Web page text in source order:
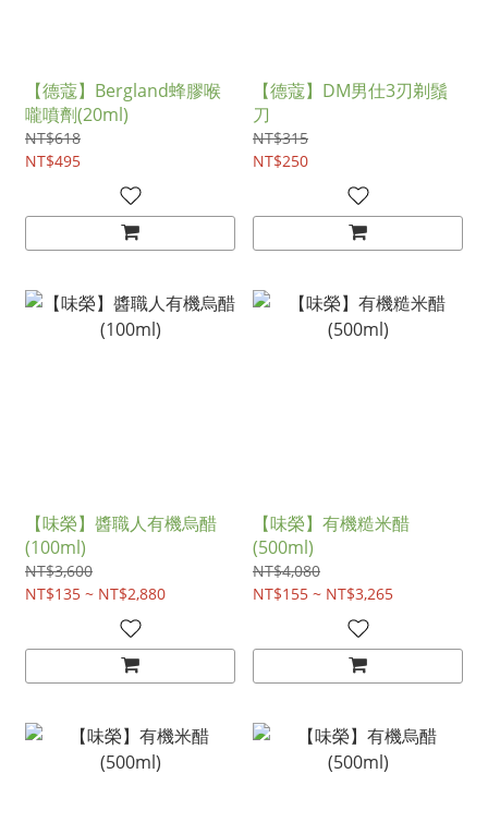
【德蔻】Bergland蜂膠喉
嚨噴劑(20ml)
NT$618
NT$495
【德蔻】DM男仕3刃剃鬚
刀
NT$315
NT$250
【味榮】醬職人有機烏醋
(100ml)
NT$3,600
NT$135 ~ NT$2,880
【味榮】有機糙米醋
(500ml)
NT$4,080
NT$155 ~ NT$3,265